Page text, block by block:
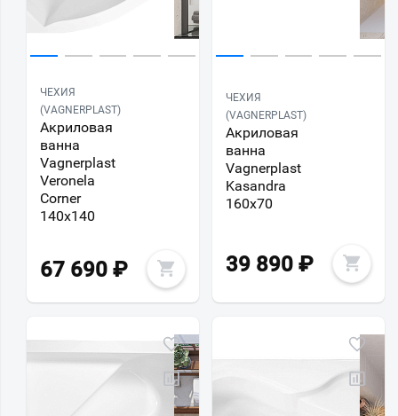
ЧЕХИЯ
(VAGNERPLAST)
Акриловая
ванна
Vagnerplast
Veronela
Corner
140х140
67 690 ₽
ЧЕХИЯ
(VAGNERPLAST)
Акриловая
ванна
Vagnerplast
Kasandra
160х70
39 890 ₽